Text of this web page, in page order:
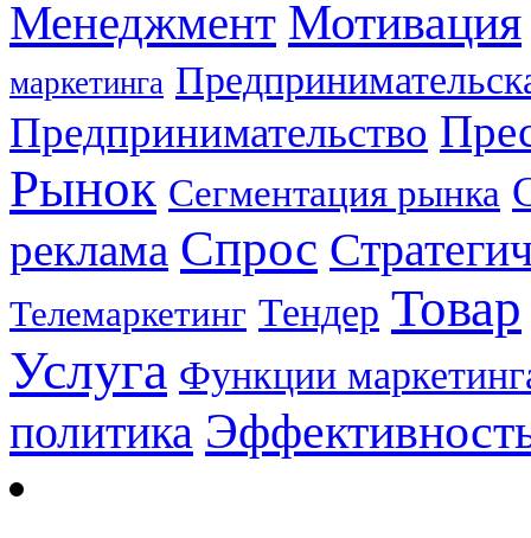
Менеджмент Мотивация
маркетинга
Предпринимательство
Рынок Сегментация рынка
реклама Спрос
Телемаркетинг Тендер Товар
Услуга Функции
политика